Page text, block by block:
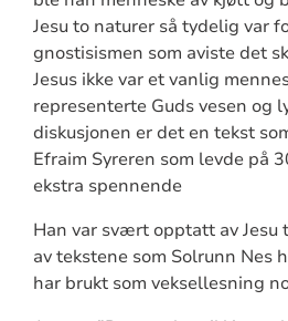
Jesu to naturer så tydelig var
gnostisismen som aviste det
Jesus ikke var et vanlig
representerte Guds vesen og
diskusjonen er det en tekst
Efraim Syreren som levde på
ekstra spennende
Han var svært opptatt av Jesu
av tekstene som Solrunn Nes
har brukt som veksellesning